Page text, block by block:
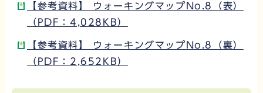
【参考資料】 ウォーキングマップNo.8（表）
（PDF：4,028KB）
【参考資料】 ウォーキングマップNo.8（裏）
（PDF：2,652KB）